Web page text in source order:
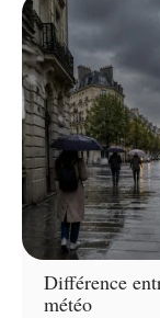
Différence
météo